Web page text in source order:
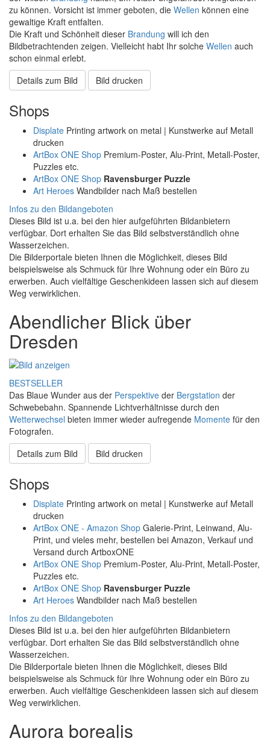
zu können. Vorsicht ist immer geboten, die Wellen können eine
gewaltige Kraft entfalten.
Die Kraft und Schönheit dieser Brandung will ich den
Bildbetrachtenden zeigen. Vielleicht habt Ihr solche Wellen auch
schon einmal erlebt.
Details zum Bild
Bild drucken
Shops
Displate Printing artwork on metal | Kunstwerke auf Metall
drucken
ArtBox ONE Shop Premium-Poster, Alu-Print, Metall-Poster,
Puzzles etc.
ArtBox ONE Shop Ravensburger Puzzle
Art Heroes Wandbilder nach Maß bestellen
Infos zu den Bildangeboten
Dieses Bild ist u.a. bei den hier aufgeführten Bildanbietern
verfügbar. Dort erhalten Sie das Bild selbstverständlich ohne
Wasserzeichen.
Die Bilderportale bieten Ihnen die Möglichkeit, dieses Bild
beispielsweise als Schmuck für Ihre Wohnung oder ein Büro zu
erwerben. Auch vielfältige Geschenkideen lassen sich auf diesem
Weg verwirklichen.
Abendlicher Blick über
Dresden
BESTSELLER
Das Blaue Wunder aus der Perspektive der Bergstation der
Schwebebahn. Spannende Lichtverhältnisse durch den
Wetterwechsel bieten immer wieder aufregende Momente für den
Fotografen.
Details zum Bild
Bild drucken
Shops
Displate Printing artwork on metal | Kunstwerke auf Metall
drucken
ArtBox ONE - Amazon Shop Galerie-Print, Leinwand, Alu-
Print, und vieles mehr, bestellen bei Amazon, Verkauf und
Versand durch ArtboxONE
ArtBox ONE Shop Premium-Poster, Alu-Print, Metall-Poster,
Puzzles etc.
ArtBox ONE Shop Ravensburger Puzzle
Art Heroes Wandbilder nach Maß bestellen
Infos zu den Bildangeboten
Dieses Bild ist u.a. bei den hier aufgeführten Bildanbietern
verfügbar. Dort erhalten Sie das Bild selbstverständlich ohne
Wasserzeichen.
Die Bilderportale bieten Ihnen die Möglichkeit, dieses Bild
beispielsweise als Schmuck für Ihre Wohnung oder ein Büro zu
erwerben. Auch vielfältige Geschenkideen lassen sich auf diesem
Weg verwirklichen.
Aurora borealis